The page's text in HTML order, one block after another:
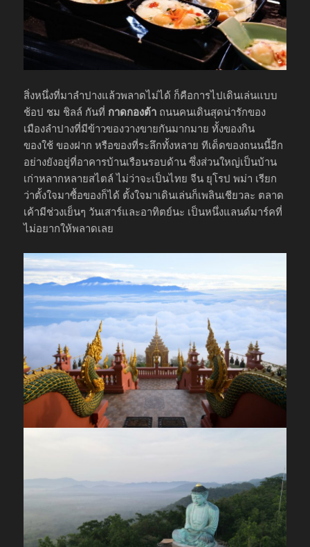
สิ่งหนึ่งที่มาลำปางแล้วพลาดไม่ได้ ก็คือการไปเดินเล่นแบบ
ช้อป ชม ชิลล์ กันที่ กาดกองต้า ถนนคนเดินสุดน่ารักของ
เมืองลำปางที่มีข้าวของวางขายกันมากมาย ทั้งของกิน
ของใช้ ของฝาก หรือของที่ระลึกทั้งหลาย ทีเด็ดของถนนนี้อีก
อย่างยังอยู่ที่อาคารบ้านเรือนรอบด้าน ซึ่งส่วนใหญ่เป็นบ้าน
เก่าหลากหลายสไตล์ ไม่ว่าจะเป็นไทย จีน ยุโรป พม่า เรียก
ว่าตั้งใจมาซื้อของก็ได้ ตั้งใจมาเดินเล่นก็เพลินเชียวละ ตลาด
เค้ามีช่วงเย็นๆ วันเสาร์และอาทิตย์นะ เป็นหนึ่งแลนด์มาร์คที่
ไม่อยากให้พลาดเลย